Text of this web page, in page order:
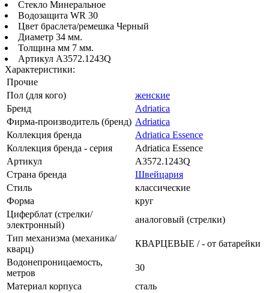
Стекло Минеральное
Водозащита WR 30
Цвет браслета/ремешка Черный
Диаметр 34 мм.
Толщина мм 7 мм.
Артикул A3572.1243Q
Характеристики:
Прочие
Пол (для кого)
женские
Бренд
Adriatica
Фирма-производитель (бренд) Adriatica
Коллекция бренда
Adriatica Essence
Коллекция бренда - серия
Adriatica Essence
Артикул
A3572.1243Q
Страна бренда
Швейцария
Стиль
классические
Форма
круг
Циферблат (стрелки/
электронный)
аналоговый (стрелки)
Тип механизма (механика/
кварц)
КВАРЦЕВЫЕ / - от батарейки
Водонепроницаемость,
метров
30
Материал корпуса
сталь